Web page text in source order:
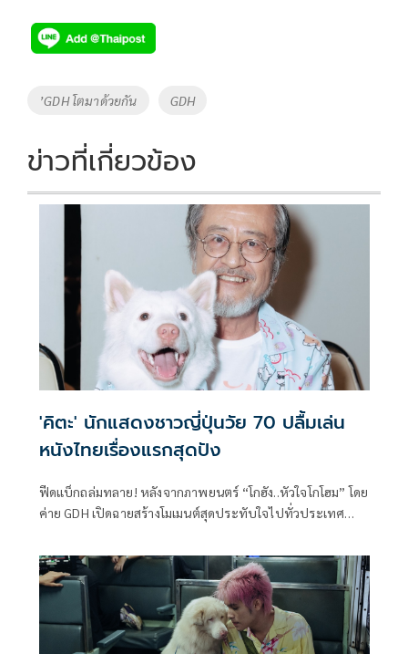
e
b
o
k
tt
er
p
y
Li
k
Tags
’GDH โตมาด้วยกัน GDH
ข่าวที่เกี่ยวข้อง
'คิตะ' นักแสดงชาวญี่ปุ่นวัย 70 ปลื้มเล่น
หนังไทยเรื่องแรกสุดปัง
ฟีดแบ็กถล่มทลาย! หลังจากภาพยนตร์ “โกฮัง..หัวใจโกโฮม” โดย
ค่าย GDH เปิดฉายสร้างโมเมนต์สุดประทับใจไปทั่วประเทศ
มะ นักแสดงชาวญี่ปุ่นวัย 70 ที่พาผู้ชมไปสัมผัสความน่ารักของ
‘โกฮังวัยเด็ก’ ผ่านมุมมองของตัวละคร ‘ฮิโระ’